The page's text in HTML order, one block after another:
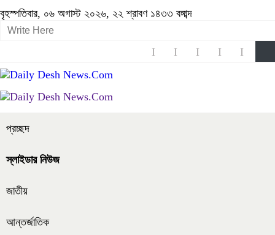
বৃহস্পতিবার, ০৬ অগাস্ট ২০২৬, ২২ শ্রাবণ ১৪৩৩ বঙ্গাব্দ
প্রচ্ছদ
স্লাইডার নিউজ
জাতীয়
আন্তর্জাতিক